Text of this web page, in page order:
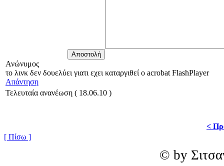
Ανώνυμος
το λινκ δεν δουελύει γιατι εχει καταργιθεί ο acrobat FlashPlayer
Απάντηση
Τελευταία ανανέωση ( 18.06.10 )
<
[ Πίσω ]
© by